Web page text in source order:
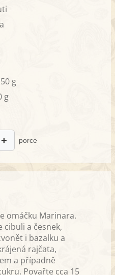
g
g
+ porce
omáčku Marinara.
cibuli a česnek,
i bazalku a
rajčata,
a případně
Povařte cca 15